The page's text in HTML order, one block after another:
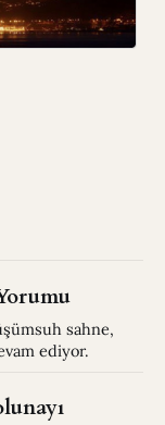
sahne,
ediyor.